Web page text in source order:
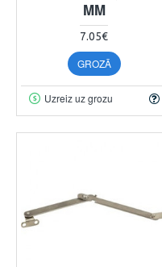
MM
7.05€
GROZĀ
Uzreiz uz grozu